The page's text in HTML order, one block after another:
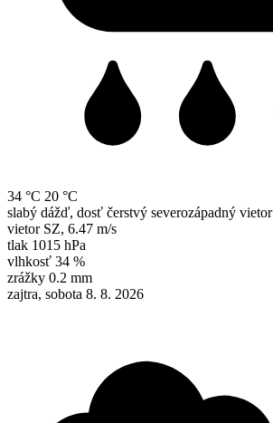
34 °C 20 °C
slabý dážď, dosť čerstvý severozápadný vietor
vietor SZ, 6.47 m/s
tlak 1015 hPa
vlhkosť 34 %
zrážky 0.2 mm
zajtra, sobota 8. 8. 2026